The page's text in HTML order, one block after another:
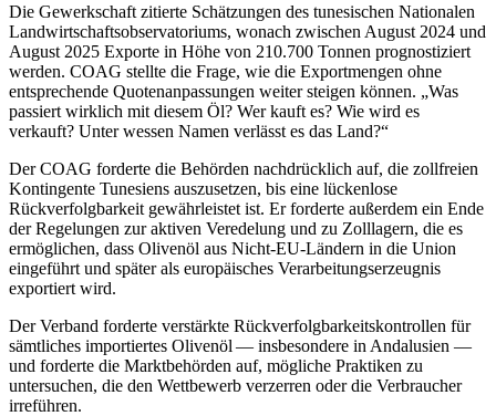
Die Gewerkschaft zitierte Schätzungen des tunesischen Nationalen
Landwirtschaftsobservatoriums, wonach zwischen August 2024 und
August 2025 Exporte in Höhe von 210.700 Tonnen prognostiziert
werden. COAG stellte die Frage, wie die Exportmengen ohne
entsprechende Quotenanpassungen weiter steigen können. „Was
passiert wirklich mit diesem Öl? Wer kauft es? Wie wird es
verkauft? Unter wessen Namen verlässt es das Land?“
Der COAG forderte die Behörden nachdrücklich auf, die zollfreien
Kontingente Tunesiens auszusetzen, bis eine lückenlose
Rückverfolgbarkeit gewährleistet ist. Er forderte außerdem ein Ende
der Regelungen zur aktiven Veredelung und zu Zolllagern, die es
ermöglichen, dass Olivenöl aus Nicht-EU-Ländern in die Union
eingeführt und später als europäisches Verarbeitungserzeugnis
exportiert wird.
Der Verband forderte verstärkte Rückverfolgbarkeitskontrollen für
sämtliches importiertes Olivenöl — insbesondere in Andalusien —
und forderte die Marktbehörden auf, mögliche Praktiken zu
untersuchen, die den Wettbewerb verzerren oder die Verbraucher
irreführen.